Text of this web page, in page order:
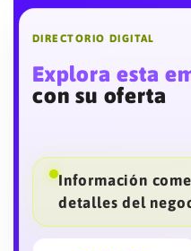
DIRECTORIO DIGITAL
Explora esta
con su oferta
Información
detalles del